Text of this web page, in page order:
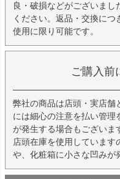
良・破損などがございま
ください。返品・交換に
使用に限り可能です。
ご購入前
弊社の商品は店頭・実店舗
には細心の注意を払い管理
が発生する場合もございま
店頭在庫を使用しています
や、化粧箱に小さな凹みが